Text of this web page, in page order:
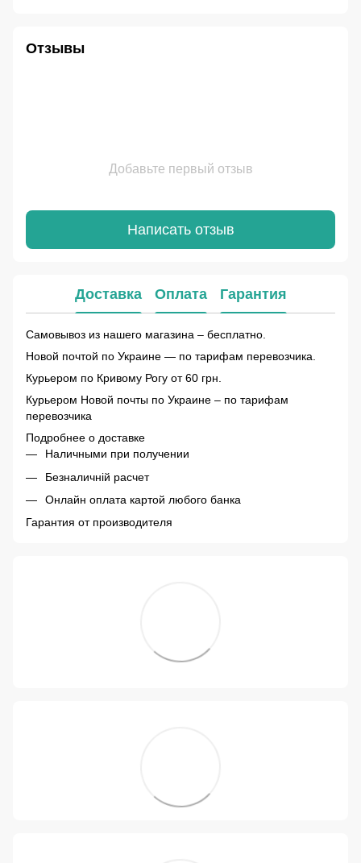
Отзывы
Добавьте первый отзыв
Написать отзыв
Доставка Оплата Гарантия
Самовывоз из нашего магазина – бесплатно.
Новой почтой по Украине — по тарифам перевозчика.
Курьером по Кривому Рогу от 60 грн.
Курьером Новой почты по Украине – по тарифам
перевозчика
Подробнее о доставке
Наличными при получении
Безналичній расчет
Онлайн оплата картой любого банка
Гарантия от производителя